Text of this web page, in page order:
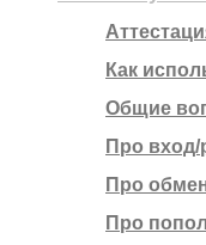
Как
Общие
Про вход/
Про
Про